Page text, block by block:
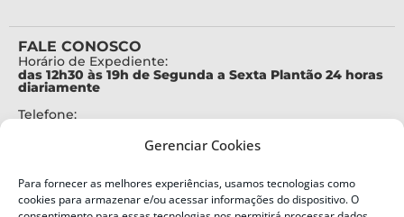
Gerenciar Cookies
Para fornecer as melhores experiências, usamos tecnologias como
cookies para armazenar e/ou acessar informações do dispositivo. O
FALE CONOSCO
Horário de Expediente:
das 12h30 às 19h de Segunda a Sexta Plantão 24 horas
diariamente
Telefone:
Alertas Defesa Civil:
SMS 40199